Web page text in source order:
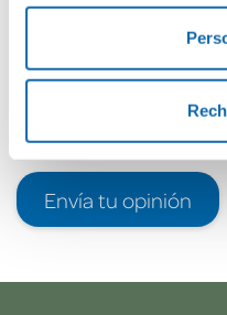
Envía tu opinión